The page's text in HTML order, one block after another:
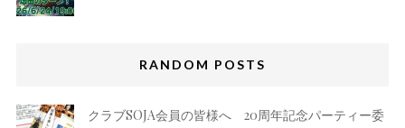
RANDOM POSTS
クラブSOJA会員の皆様へ 20周年記念パーティー委